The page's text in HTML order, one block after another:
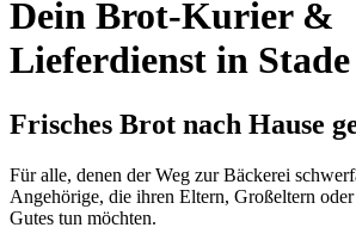
Dein Brot-Kurier &
Lieferdienst in Stade
Frisches Brot nach Hause
Für alle, denen der Weg zur Bäckerei
Angehörige, die ihren Eltern, Großeltern
Gutes tun möchten.